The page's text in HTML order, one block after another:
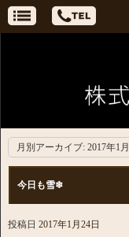
月別アーカイブ: 2017年1月
今日も雪❄
投稿日 2017年1月24日